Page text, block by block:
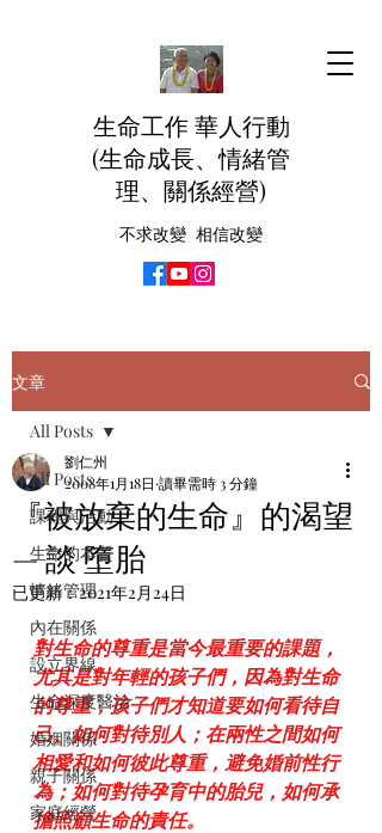
生命工作 華人行動
(生命成長、情緒管
理、關係經營)
不求改變 相信改變
文章
All Posts
課程與活動
生命的本質
情緒管理
內在關係
設立界線
生命深度醫治
婚姻關係
親子關係
家庭經營
All Posts
『被放棄的生命』的渴望
— 談 墮胎
劉仁州
2008年1月18日 讀畢需時 3 分鐘
已更新：2021年2月24日
對生命的尊重是當今最重要的課題，
尤其是對年輕的孩子們，因為對生命
的尊重，孩子們才知道要如何看待自
己、如何對待別人；在兩性之間如何
相愛和如何彼此尊重，避免婚前性行
為；如何對待孕育中的胎兒，如何承
擔照顧生命的責任。